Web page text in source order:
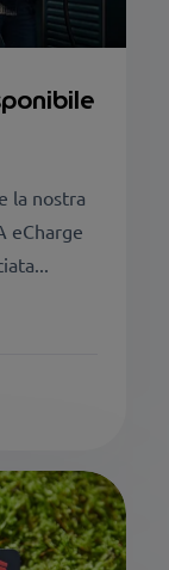
la nostra
eCharge